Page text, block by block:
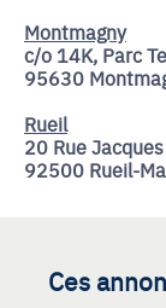
Montmagny
c/o 14K, Parc
95630
Rueil
20 Rue
92500 Rueil-
Ces